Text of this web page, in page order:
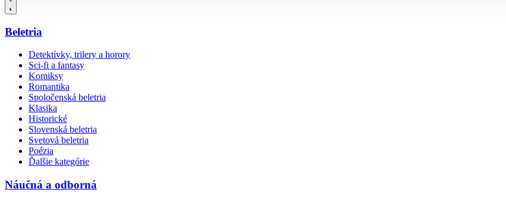
Beletria
Detektívky, trilery a horory
Sci-fi a fantasy
Komiksy
Romantika
Spoločenská beletria
Klasika
Historické
Slovenská beletria
Svetová beletria
Poézia
Ďalšie kategórie
Náučná a odborná